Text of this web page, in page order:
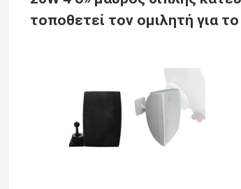
τοποθετεί τον ομιλητή για